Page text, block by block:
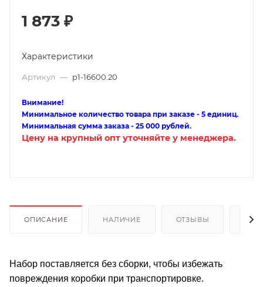
1 873 ₽
Характеристики
Артикул — p1-16600.20
Внимание!
Минимальное количество товара при заказе - 5 единиц.
Минимальная сумма заказа - 25 000 рублей.
Цену на крупный опт уточняйте у менеджера.
ОПИСАНИЕ НАЛИЧИЕ ОТЗЫВЫ
Набор поставляется без сборки, чтобы избежать
повреждения коробки при транспортировке.